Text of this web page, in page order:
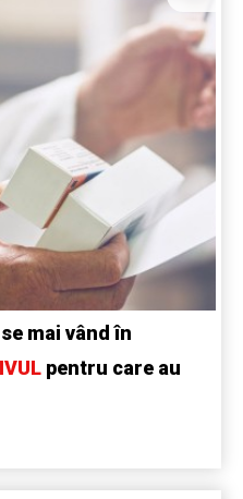
se mai vând în
pentru care au